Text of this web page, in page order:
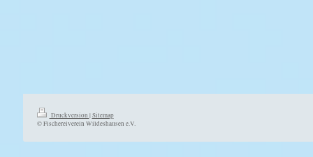
Druckversion |Sitemap
© Fischereiverein Wildeshausen e.V.